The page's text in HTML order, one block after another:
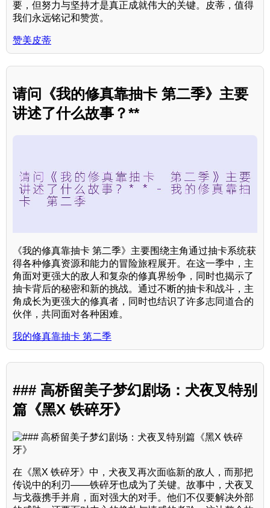
要，但努力与坚持才是真正成就伟大的关键。皮蒂，值得
我们永远铭记和赞赏。
赞美皮蒂
请问《我的修真靠抽卡 第二季》主要
讲述了什么故事？**
《我的修真靠抽卡 第二季》主要围绕主角通过抽卡系统获
得各种修真资源和能力的冒险旅程展开。在这一季中，主
角面对更强大的敌人和复杂的修真界纷争，同时也揭示了
抽卡背后的秘密和新的挑战。通过不断的抽卡和战斗，主
角成长为更强大的修真者，同时也结识了许多志同道合的
伙伴，共同面对各种困难。
我的修真靠抽卡 第二季
### 高桥留美子梦幻剧场：犬夜叉特别
篇《黑X 铁碎牙》
在《黑X 铁碎牙》中，犬夜叉再次面临新的敌人，而那把
传说中的利刃——铁碎牙也成为了关键。故事中，犬夜叉
与戈薇携手并肩，面对强大的对手。他们不仅要解决外部